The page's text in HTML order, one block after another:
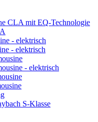
CLA mit EQ-Technologie
- elektrisch
- elektrisch
- elektrisch
S-Klasse